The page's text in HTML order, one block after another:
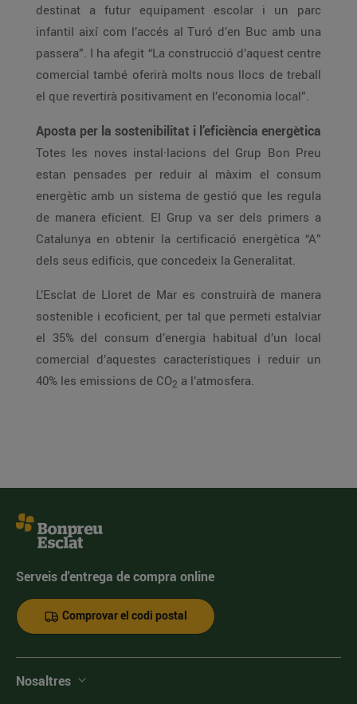
destinat a futur equipament escolar i un parc
infantil així com l’accés al Turó d’en Buc amb una
passera”. I ha afegit “La construcció d’aquest centre
comercial també oferirà molts nous llocs de treball
el que revertirà positivament en l’economia local”.
Aposta per la sostenibilitat i l’eficiència energètica
Totes les noves instal·lacions del Grup Bon Preu
estan pensades per reduir al màxim el consum
energètic amb un sistema de gestió que les regula
de manera eficient. El Grup va ser dels primers a
Catalunya en obtenir la certificació energètica “A”
dels seus edificis, que concedeix la Generalitat.
L’Esclat de Lloret de Mar es construirà de manera
sostenible i ecoficient, per tal que permeti estalviar
el 35% del consum d’energia habitual d’un local
comercial d’aquestes característiques i reduir un
40% les emissions de CO2 a l’atmosfera.
Serveis d'entrega de compra online
Comprovar el codi postal
Nosaltres